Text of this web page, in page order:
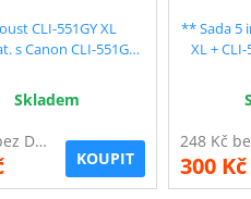
CLI-551GY XL
s Canon CLI-551GY
Skladem
55 Kč bez DPH
KOUPIT
** Sada 5
XL +
300 Kč